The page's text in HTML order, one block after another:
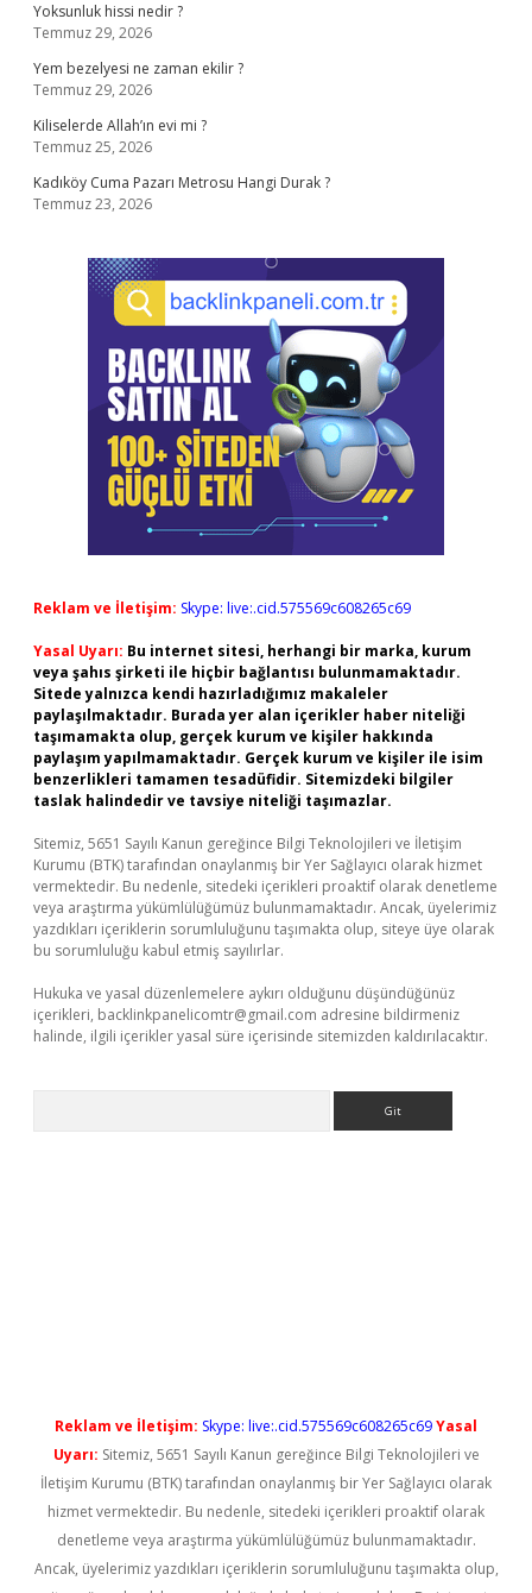
Yoksunluk hissi nedir ?
Temmuz 29, 2026
Yem bezelyesi ne zaman ekilir ?
Temmuz 29, 2026
Kiliselerde Allah’ın evi mi ?
Temmuz 25, 2026
Kadıköy Cuma Pazarı Metrosu Hangi Durak ?
Temmuz 23, 2026
Reklam ve İletişim: Skype: live:.cid.575569c608265c69
Yasal Uyarı: Bu internet sitesi, herhangi bir marka, kurum
veya şahıs şirketi ile hiçbir bağlantısı bulunmamaktadır.
Sitede yalnızca kendi hazırladığımız makaleler
paylaşılmaktadır. Burada yer alan içerikler haber niteliği
taşımamakta olup, gerçek kurum ve kişiler hakkında
paylaşım yapılmamaktadır. Gerçek kurum ve kişiler ile isim
benzerlikleri tamamen tesadüfidir. Sitemizdeki bilgiler
taslak halindedir ve tavsiye niteliği taşımazlar.
Sitemiz, 5651 Sayılı Kanun gereğince Bilgi Teknolojileri ve İletişim
Kurumu (BTK) tarafından onaylanmış bir Yer Sağlayıcı olarak hizmet
vermektedir. Bu nedenle, sitedeki içerikleri proaktif olarak denetleme
veya araştırma yükümlülüğümüz bulunmamaktadır. Ancak, üyelerimiz
yazdıkları içeriklerin sorumluluğunu taşımakta olup, siteye üye olarak
bu sorumluluğu kabul etmiş sayılırlar.
Hukuka ve yasal düzenlemelere aykırı olduğunu düşündüğünüz
içerikleri, backlinkpanelicomtr@gmail.com adresine bildirmeniz
halinde, ilgili içerikler yasal süre içerisinde sitemizden kaldırılacaktır.
Reklam ve İletişim: Skype: live:.cid.575569c608265c69Yasal
Uyarı: Sitemiz, 5651 Sayılı Kanun gereğince Bilgi Teknolojileri ve
İletişim Kurumu (BTK) tarafından onaylanmış bir Yer Sağlayıcı olarak
hizmet vermektedir. Bu nedenle, sitedeki içerikleri proaktif olarak
denetleme veya araştırma yükümlülüğümüz bulunmamaktadır.
Ancak, üyelerimiz yazdıkları içeriklerin sorumluluğunu taşımakta olup,